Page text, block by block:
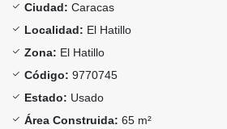
Ciudad: Caracas
Localidad: El Hatillo
Zona: El Hatillo
Código: 9770745
Estado: Usado
Área Construida: 65 m²